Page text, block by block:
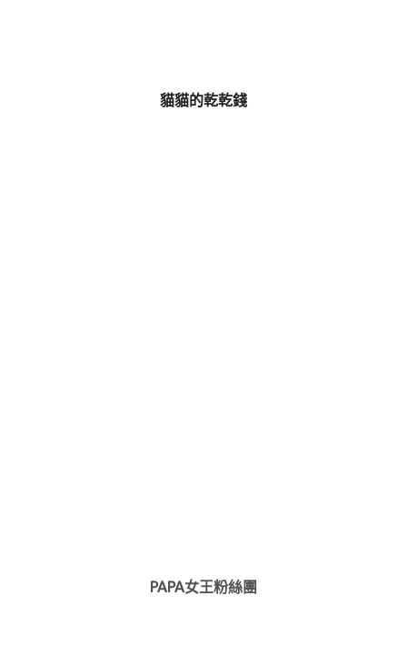
貓貓的乾乾錢
PAPA女王粉絲團